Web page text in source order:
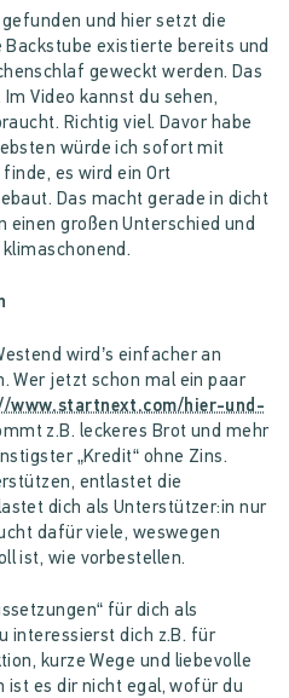
und hier setzt die
existierte bereits und
geweckt werden. Das
Video kannst du sehen,
Richtig viel. Davor habe
würde ich sofort mit
es wird ein Ort
Das macht gerade in dicht
einen großen Unterschied und
wird’s einfacher an
Wer jetzt schon mal ein paar
www.startnext.com/hier-und-
z.B. leckeres Brot und mehr
„Kredit“ ohne Zins.
entlastet die
dich als Unterstützer:in nur
dafür viele, weswegen
ist, wie vorbestellen.
für dich als
interessierst dich z.B. für
kurze Wege und liebevolle
ist es dir nicht egal, wofür du